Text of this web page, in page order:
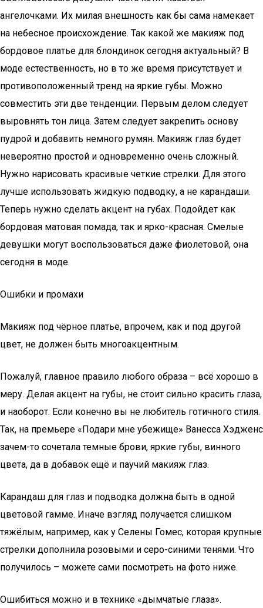
ангелочками. Их милая внешность как бы сама намекает
на небесное происхождение. Так какой же макияж под
бордовое платье для блондинок сегодня актуальный? В
моде естественность, но в то же время присутствует и
противоположенный тренд на яркие губы. Можно
совместить эти две тенденции. Первым делом следует
выровнять тон лица. Затем следует закрепить основу
пудрой и добавить немного румян. Макияж глаз будет
невероятно простой и одновременно очень сложный.
Нужно нарисовать красивые четкие стрелки. Для этого
лучше использовать жидкую подводку, а не карандаши.
Теперь нужно сделать акцент на губах. Подойдет как
бордовая матовая помада, так и ярко-красная. Смелые
девушки могут воспользоваться даже фиолетовой, она
сегодня в моде.
Ошибки и промахи
Макияж под чёрное платье, впрочем, как и под другой
цвет, не должен быть многоакцентным.
Пожалуй, главное правило любого образа – всё хорошо в
меру. Делая акцент на губы, не стоит сильно красить глаза,
и наоборот. Если конечно вы не любитель готичного стиля.
Так, на премьере «Подари мне убежище» Ванесса Хэдженс
зачем-то сочетала темные брови, яркие губы, винного
цвета, да в добавок ещё и паучий макияж глаз.
Карандаш для глаз и подводка должна быть в одной
цветовой гамме. Иначе взгляд получается слишком
тяжёлым, например, как у Селены Гомес, которая крупные
стрелки дополнила розовыми и серо-синими тенями. Что
получилось – можете сами посмотреть на фото ниже.
Ошибиться можно и в технике «дымчатые глаза».